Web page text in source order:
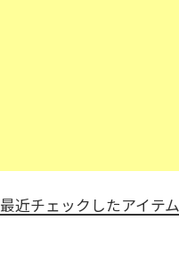
最近チェックしたアイテム